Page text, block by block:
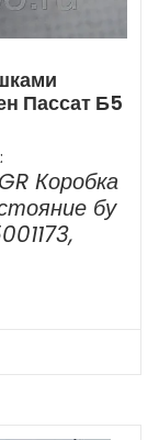
Пассат Б5
Коробка
бу